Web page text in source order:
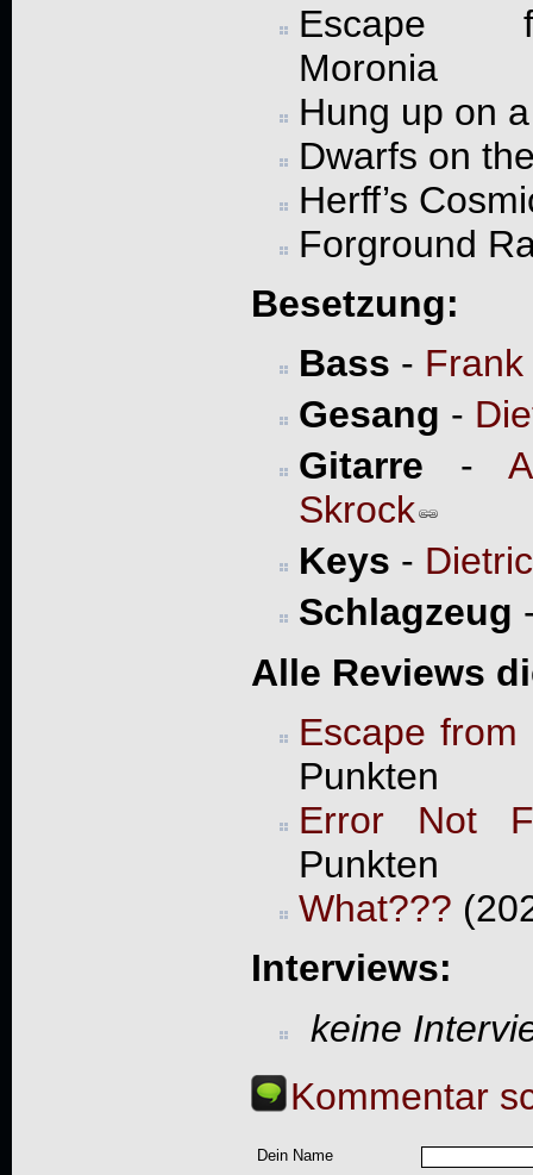
Escape
Moronia
Hung up on
Dwarfs on
Herff’s
Forground
Besetzung:
Bass -
Gesang -
Gitarre -
Skrock
Keys -
Schlagzeug
Alle Reviews
Escape from
Punkten
Error Not
Punkten
What???
Interviews:
keine
Kommentar
Dein Name